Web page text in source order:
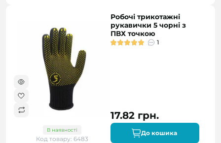
В наявності
Код товару: 6483
Робочі трикотажні
рукавички 5 чорні з
ПВХ точкою
1
17.82 грн.
До кошика